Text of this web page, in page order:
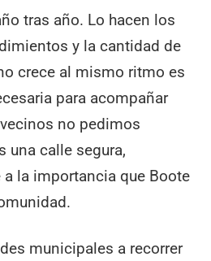
tras año. Lo hacen los
y la cantidad de
crece al mismo ritmo es
para acompañar
no pedimos
una calle segura,
la importancia que Boote
municipales a recorrer